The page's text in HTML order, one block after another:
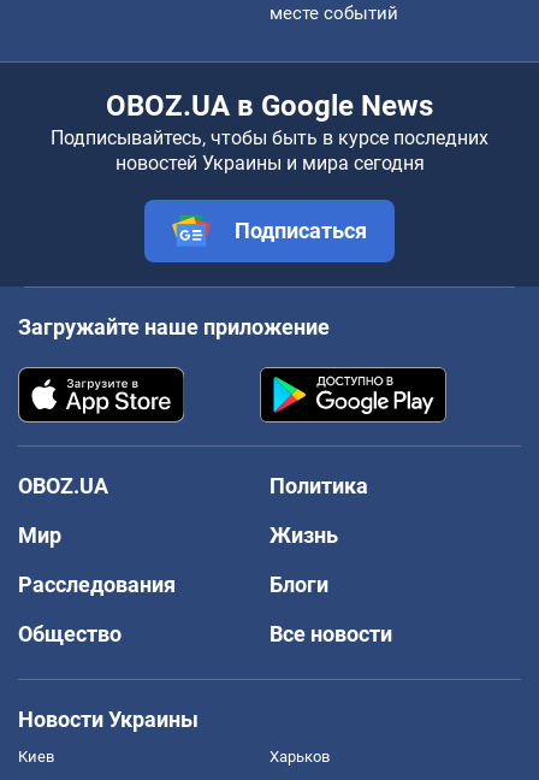
месте событий
OBOZ.UA в Google News
Подписывайтесь, чтобы быть в курсе последних
новостей Украины и мира сегодня
Подписаться
Загружайте наше приложение
OBOZ.UA
Политика
Мир
Жизнь
Расследования
Блоги
Общество
Все новости
Новости Украины
Киев Харьков